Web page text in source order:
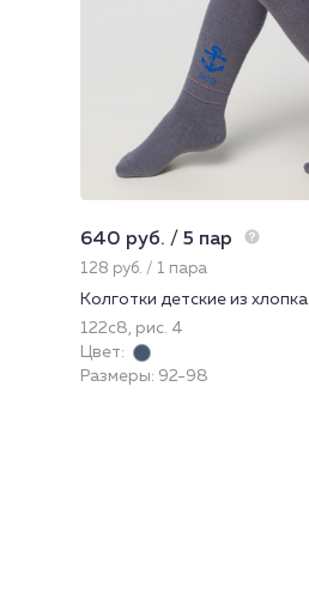
640 руб. / 5 пар
128 руб. / 1 пара
Колготки детские из хлопка
122с8, рис. 4
Цвет:
Размеры: 92-98